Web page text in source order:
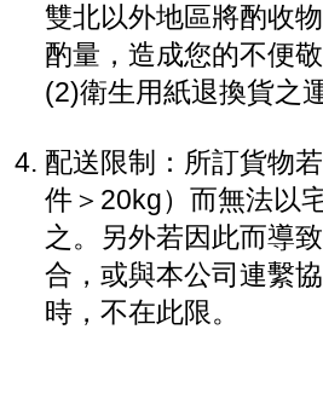
雙北以外地區將酌收
酌量，造成您的不便
(2)衛生用紙退換貨之
配送限制：所訂貨物
件＞20kg）而無法以
之。另外若因此而導
合，或與本公司連繫
時，不在此限。